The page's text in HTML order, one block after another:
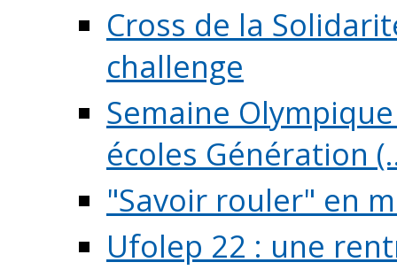
Cross de la
challenge
Semaine
écoles Génération
"Savoir rouler" en
Ufolep 22 : une